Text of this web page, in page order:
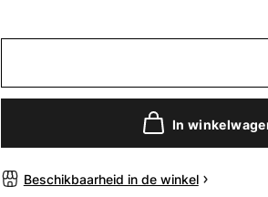
In
Beschikbaarheid in de winkel